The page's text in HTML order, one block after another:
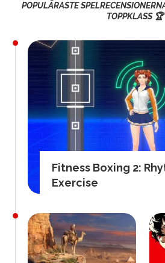
POPULÄRASTE
TOPPKLASS 🏆
Fitness Boxing 2:
Exercise